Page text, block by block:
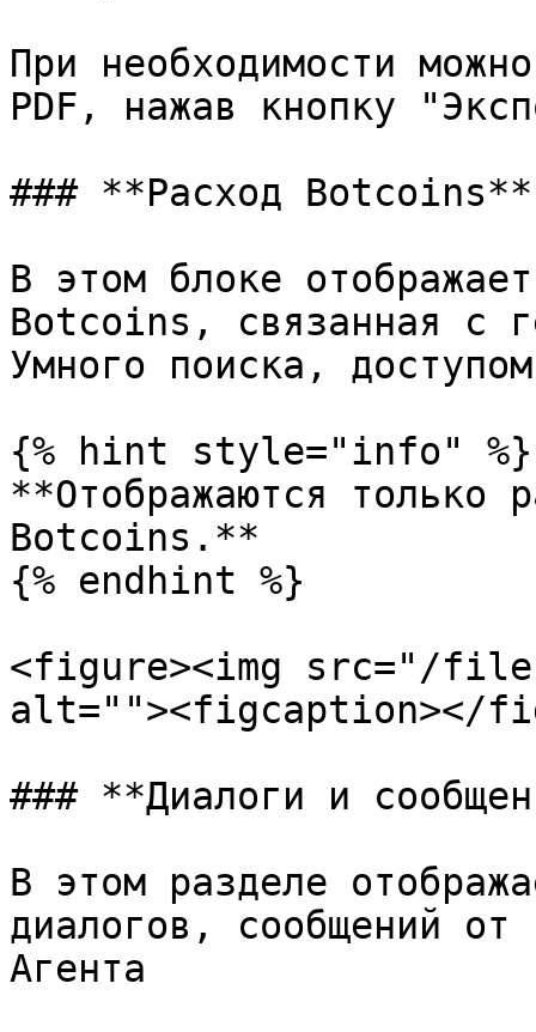
При необходимости
PDF, нажав кнопку
### **Расход Botcoins**
В этом блоке
Botcoins, связанная с
Умного поиска,
{% hint style="info" %}
**Отображаются только
Botcoins.**
{% endhint %}
<figure><img src="/files/
alt=""><figcaption></
### **Диалоги и
В этом разделе
диалогов, сообщений
Агента